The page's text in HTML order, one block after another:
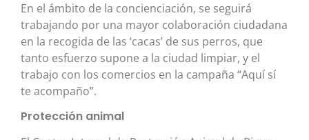
En el ámbito de la concienciación, se seguirá
trabajando por una mayor colaboración ciudadana
en la recogida de las ‘cacas’ de sus perros, que
tanto esfuerzo supone a la ciudad limpiar, y el
trabajo con los comercios en la campaña “Aquí sí
te acompaño”.
Protección animal